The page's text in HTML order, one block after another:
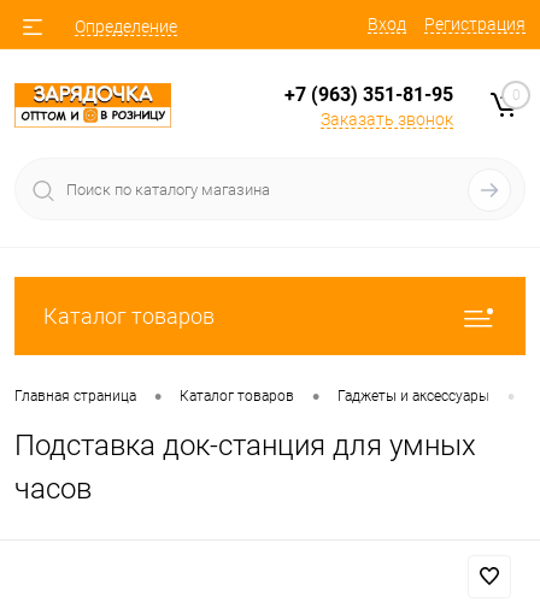
Вход Регистрация
Определение
+7 (963) 351-81-95
Заказать звонок
0
Каталог товаров
Главная страница • Каталог товаров • Гаджеты и аксессуары •
Подставка док-станция для умных
часов